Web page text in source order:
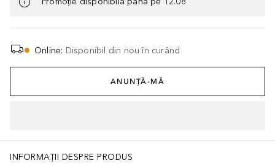
Online: Disponibil din nou în curând
ANUNȚĂ-MĂ
INFORMAȚII DESPRE PRODUS